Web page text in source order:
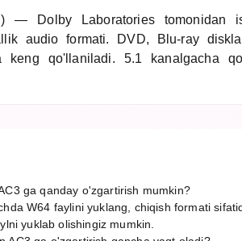
— Dolby Laboratories tomonidan
audio formati. DVD, Blu-ray
keng qo'llaniladi. 5.1 kanalgacha
ga qanday o'zgartirish mumkin?
W64 faylini yuklang, chiqish formati
yuklab olishingiz mumkin.